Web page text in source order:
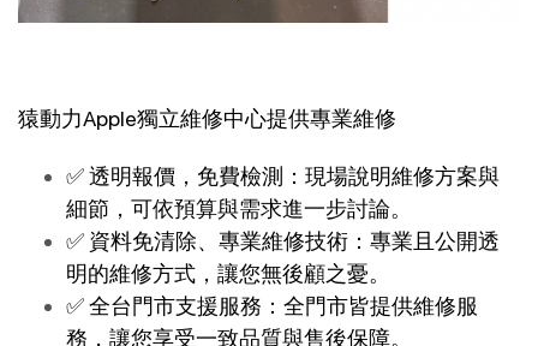
猿動力Apple獨立維修中心提供專業維修
✅ 透明報價，免費檢測：現場說明維修方案與
細節，可依預算與需求進一步討論。
✅ 資料免清除、專業維修技術：專業且公開透
明的維修方式，讓您無後顧之憂。
✅ 全台門市支援服務：全門市皆提供維修服
務，讓您享受一致品質與售後保障。